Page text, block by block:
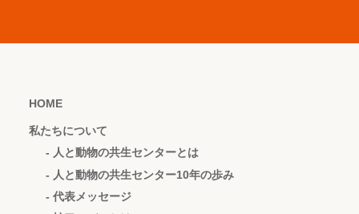
HOME
私たちについて
- 人と動物の共生センターとは
- 人と動物の共生センター10年の歩み
- 代表メッセージ